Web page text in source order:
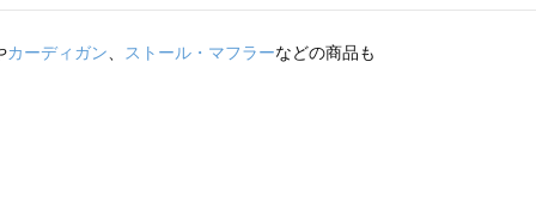
カーディガン、 ストール・マフラーなどの商品も